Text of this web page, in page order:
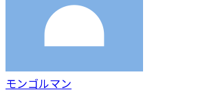
モンゴルマン